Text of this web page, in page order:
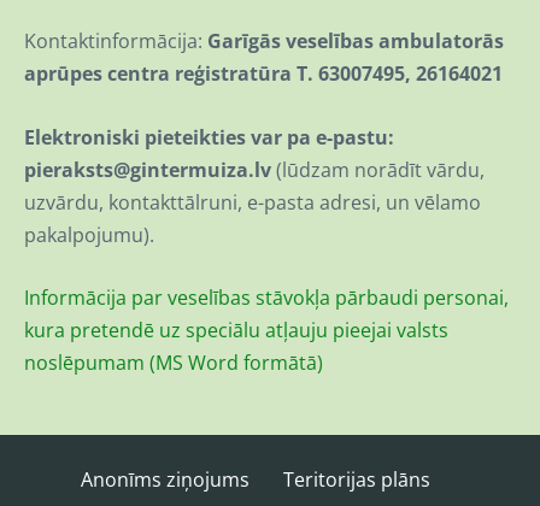
Kontaktinformācija: Garīgās veselības ambulatorās
aprūpes centra reģistratūra T. 63007495, 26164021
Elektroniski pieteikties var pa e-pastu:
pieraksts@gintermuiza.lv(lūdzam norādīt vārdu,
uzvārdu, kontakttālruni, e-pasta adresi, un vēlamo
pakalpojumu).
Informācija par veselības stāvokļa pārbaudi personai,
kura pretendē uz speciālu atļauju pieejai valsts
noslēpumam (MS Word formātā)
Anonīms ziņojums
Teritorijas plāns